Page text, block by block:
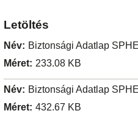
Letöltés
Név: Biztonsági Adatlap
Méret: 233.08 KB
Név: Biztonsági Adatlap
Méret: 432.67 KB